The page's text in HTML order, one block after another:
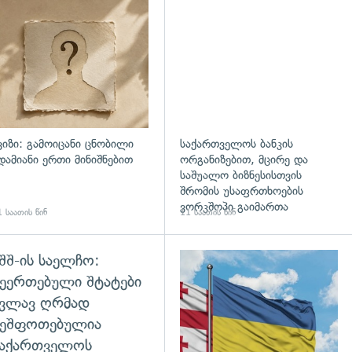
გამოიცანი ცნობილი
ერთი მინიშნებით
საათის წინ
საქართველოს ბანკის
ორგანიზებით, მცირე და
საშუალო ბიზნესისთვის
შრომის უსაფრთხოების
ვორკშოპი გაიმართა
11 საათის წინ
ის საელჩო:
შტატები
ღრმად